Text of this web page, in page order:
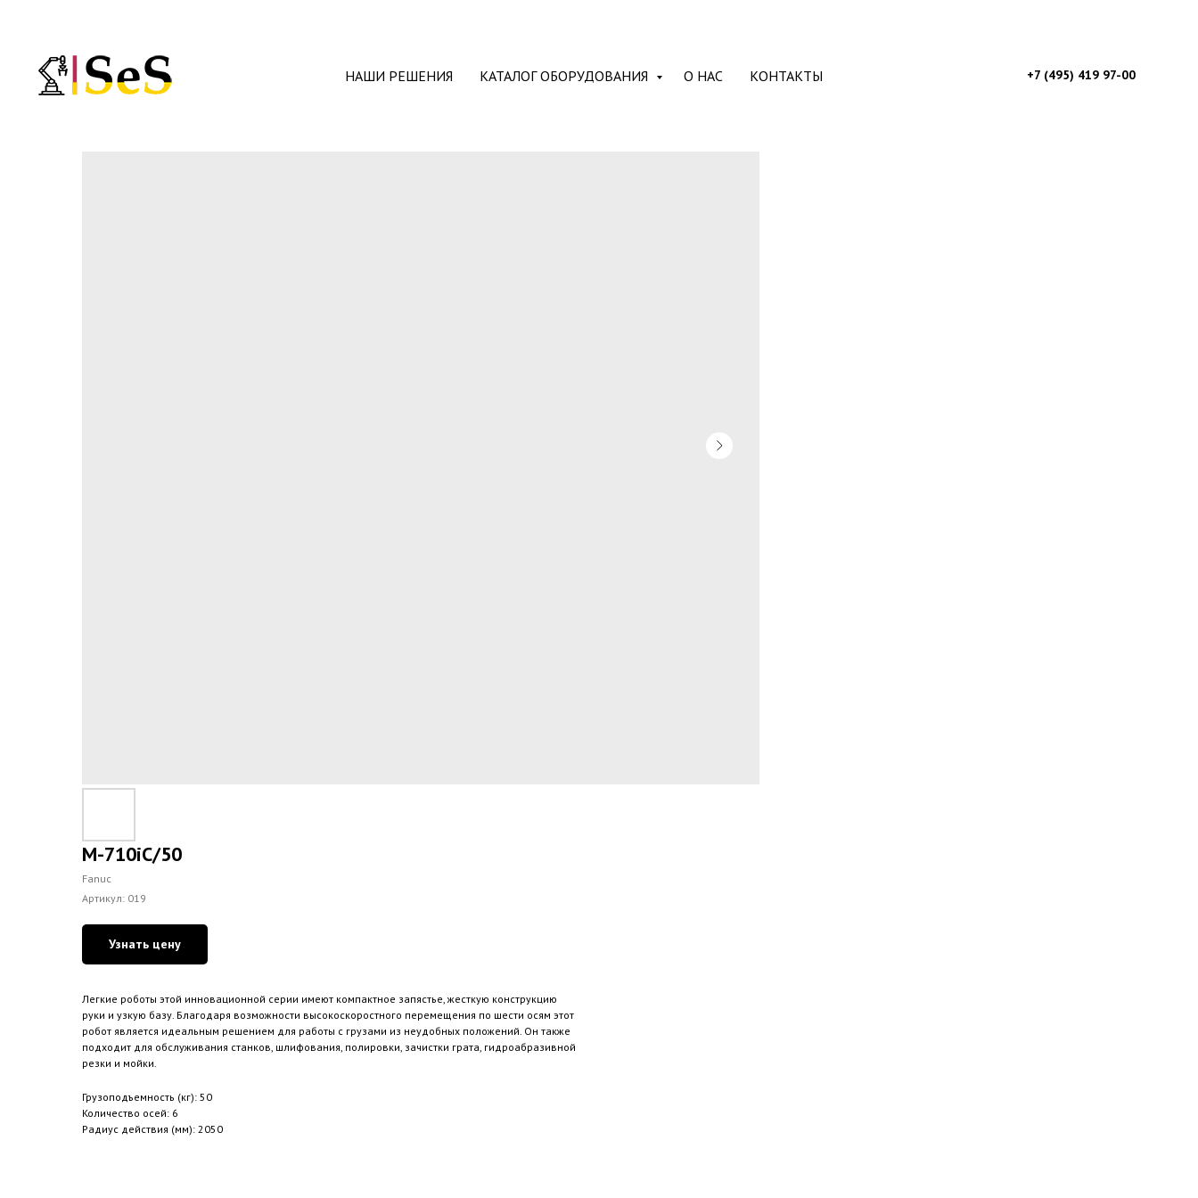
НАШИ РЕШЕНИЯ КАТАЛОГ ОБОРУДОВАНИЯ О НАС КОНТАКТЫ +7 (495) 419 97-00
M-710iC/50
Fanuc
Артикул: 019
Узнать цену
Легкие роботы этой инновационной серии имеют компактное запястье, жесткую конструкцию
руки и узкую базу. Благодаря возможности высокоскоростного перемещения по шести осям этот
робот является идеальным решением для работы с грузами из неудобных положений. Он также
подходит для обслуживания станков, шлифования, полировки, зачистки грата, гидроабразивной
резки и мойки.
Грузоподъемность (кг): 50
Количество осей: 6
Радиус действия (мм): 2050